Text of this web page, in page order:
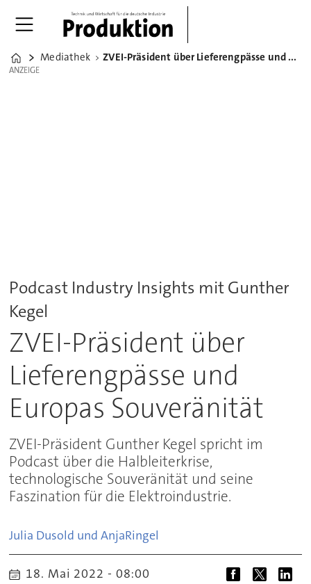
Home
Mediathek ZVEI-Präsident über Lieferengpässe und Europas Souveränität
ANZEIGE
ANZEIGE
Podcast Industry Insights mit Gunther
Kegel
ZVEI-Präsident über
Lieferengpässe und
Europas Souveränität
ZVEI-Präsident Gunther Kegel spricht im
Podcast über die Halbleiterkrise,
technologische Souveränität und seine
Faszination für die Elektroindustrie.
Julia Dusold und AnjaRingel
18. Mai 2022 - 08:00